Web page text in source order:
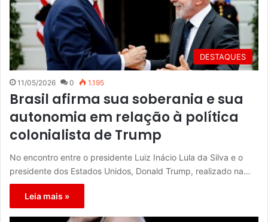
DESTAQUES
11/05/2026 0 1.195
Brasil afirma sua soberania e sua
autonomia em relação à política
colonialista de Trump
No encontro entre o presidente Luiz Inácio Lula da Silva e o
presidente dos Estados Unidos, Donald Trump, realizado na…
Leia mais »